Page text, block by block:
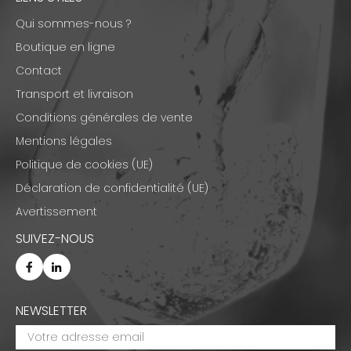
Qui sommes-nous ?
Boutique en ligne
Contact
Transport et livraison
Conditions générales de vente
Mentions légales
Politique de cookies (UE)
Déclaration de confidentialité (UE)
Avertissement
SUIVEZ-NOUS
NEWSLETTER